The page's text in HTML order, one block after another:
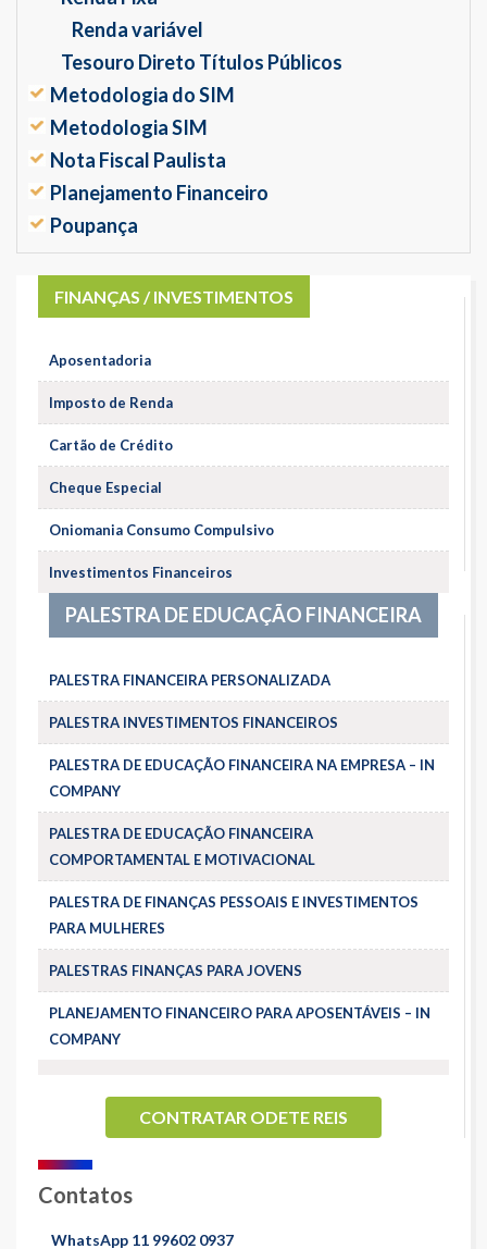
Renda variável
Tesouro Direto Títulos Públicos
Metodologia do SIM
Metodologia SIM
Nota Fiscal Paulista
Planejamento Financeiro
Poupança
FINANÇAS / INVESTIMENTOS
Aposentadoria
Imposto de Renda
Cartão de Crédito
Cheque Especial
Oniomania Consumo Compulsivo
Investimentos Financeiros
PALESTRA DE EDUCAÇÃO FINANCEIRA
PALESTRA FINANCEIRA PERSONALIZADA
PALESTRA INVESTIMENTOS FINANCEIROS
PALESTRA DE EDUCAÇÃO FINANCEIRA NA EMPRESA – IN
COMPANY
PALESTRA DE EDUCAÇÃO FINANCEIRA
COMPORTAMENTAL E MOTIVACIONAL
PALESTRA DE FINANÇAS PESSOAIS E INVESTIMENTOS
PARA MULHERES
PALESTRAS FINANÇAS PARA JOVENS
PLANEJAMENTO FINANCEIRO PARA APOSENTÁVEIS – IN
COMPANY
CONTRATAR ODETE REIS
Contatos
WhatsApp 11 99602 0937